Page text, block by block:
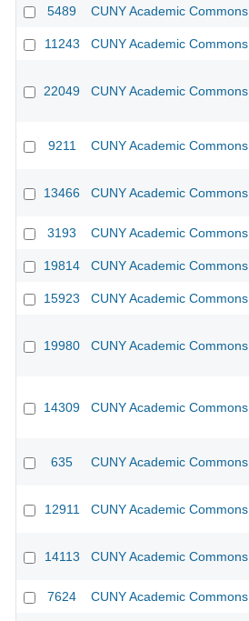
5489 CUNY Academic Commons
11243 CUNY Academic Commons
22049 CUNY Academic Commons
9211 CUNY Academic Commons
13466 CUNY Academic Commons
3193 CUNY Academic Commons
19814 CUNY Academic Commons
15923 CUNY Academic Commons
19980 CUNY Academic Commons
14309 CUNY Academic Commons
635 CUNY Academic Commons
12911 CUNY Academic Commons
14113 CUNY Academic Commons
7624 CUNY Academic Commons